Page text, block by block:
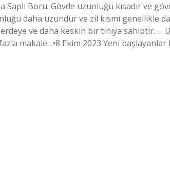
Saplı Boru: Gövde uzunluğu kısadır ve
daha uzundur ve zil kısmı genellikle
ve daha keskin bir tınıya sahiptir. …
makale…•8 Ekim 2023 Yeni